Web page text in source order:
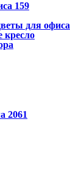
159
для офиса
кресло
2061